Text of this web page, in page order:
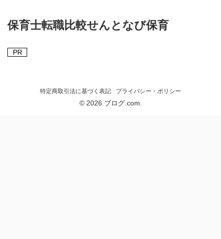
保育士転職比較せんとなび保育
PR
特定商取引法に基づく表記 プライバシー・ポリシー
© 2026 ブログ.com.